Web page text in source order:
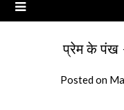
प्रेम के पंख
Posted on